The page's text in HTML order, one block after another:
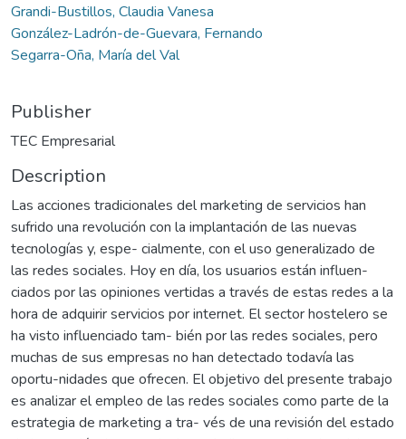
Grandi-Bustillos, Claudia Vanesa
González-Ladrón-de-Guevara, Fernando
Segarra-Oña, María del Val
Publisher
TEC Empresarial
Description
Las acciones tradicionales del marketing de servicios han
sufrido una revolución con la implantación de las nuevas
tecnologías y, espe- cialmente, con el uso generalizado de
las redes sociales. Hoy en día, los usuarios están influen-
ciados por las opiniones vertidas a través de estas redes a la
hora de adquirir servicios por internet. El sector hostelero se
ha visto influenciado tam- bién por las redes sociales, pero
muchas de sus empresas no han detectado todavía las
oportu-nidades que ofrecen. El objetivo del presente trabajo
es analizar el empleo de las redes sociales como parte de la
estrategia de marketing a tra- vés de una revisión del estado